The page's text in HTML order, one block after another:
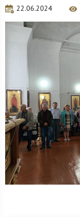
22.06.2024